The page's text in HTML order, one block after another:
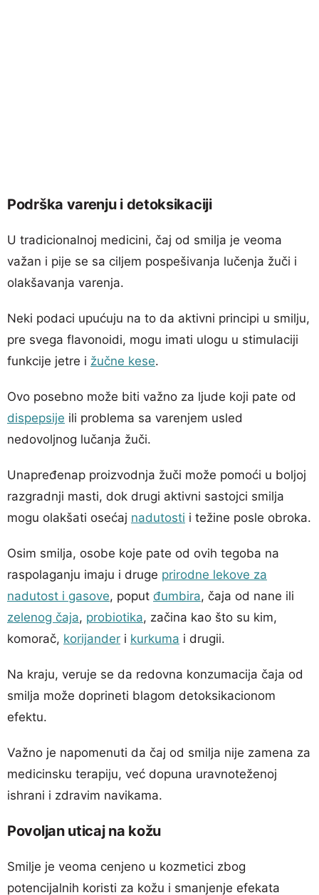
Podrška varenju i detoksikaciji
U tradicionalnoj medicini, čaj od smilja je veoma
važan i pije se sa ciljem pospešivanja lučenja žuči i
olakšavanja varenja.
Neki podaci upućuju na to da aktivni principi u smilju,
pre svega flavonoidi, mogu imati ulogu u stimulaciji
funkcije jetre i žučne kese.
Ovo posebno može biti važno za ljude koji pate od
dispepsije ili problema sa varenjem usled
nedovoljnog lučanja žuči.
Unapređenap proizvodnja žuči može pomoći u boljoj
razgradnji masti, dok drugi aktivni sastojci smilja
mogu olakšati osećaj nadutosti i težine posle obroka.
Osim smilja, osobe koje pate od ovih tegoba na
raspolaganju imaju i druge prirodne lekove za
nadutost i gasove, poput đumbira, čaja od nane ili
zelenog čaja, probiotika, začina kao što su kim,
komorač, korijander i kurkuma i drugii.
Na kraju, veruje se da redovna konzumacija čaja od
smilja može doprineti blagom detoksikacionom
efektu.
Važno je napomenuti da čaj od smilja nije zamena za
medicinsku terapiju, već dopuna uravnoteženoj
ishrani i zdravim navikama.
Povoljan uticaj na kožu
Smilje je veoma cenjeno u kozmetici zbog
potencijalnih koristi za kožu i smanjenje efekata